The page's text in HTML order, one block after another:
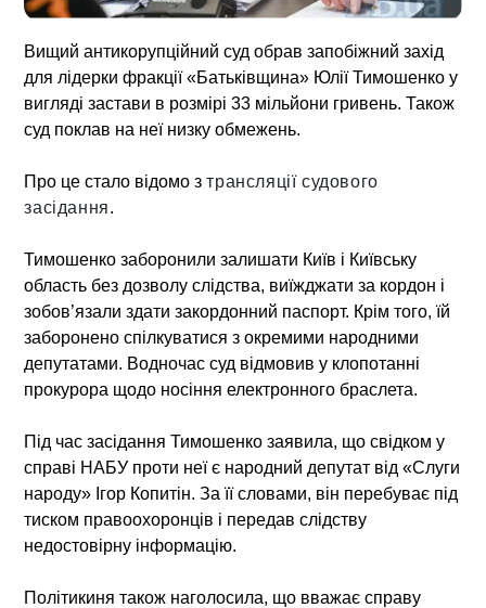
Вищий антикорупційний суд обрав запобіжний захід
для лідерки фракції «Батьківщина» Юлії Тимошенко у
вигляді застави в розмірі 33 мільйони гривень. Також
суд поклав на неї низку обмежень.
Про це стало відомо зтрансляції судового
засідання.
Тимошенко заборонили залишати Київ і Київську
область без дозволу слідства, виїжджати за кордон і
зобов’язали здати закордонний паспорт. Крім того, їй
заборонено спілкуватися з окремими народними
депутатами. Водночас суд відмовив у клопотанні
прокурора щодо носіння електронного браслета.
Під час засідання Тимошенко заявила, що свідком у
справі НАБУ проти неї є народний депутат від «Слуги
народу» Ігор Копитін. За її словами, він перебуває під
тиском правоохоронців і передав слідству
недостовірну інформацію.
Політикиня також наголосила, що вважає справу